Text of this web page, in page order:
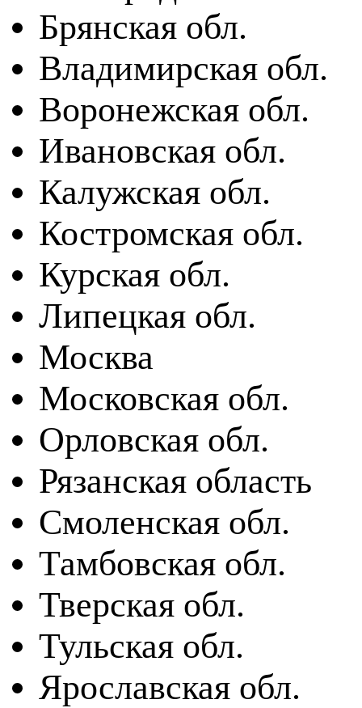
Брянская обл.
Владимирская обл.
Воронежская обл.
Ивановская обл.
Калужская обл.
Костромская обл.
Курская обл.
Липецкая обл.
Москва
Московская обл.
Орловская обл.
Рязанская область
Смоленская обл.
Тамбовская обл.
Тверская обл.
Тульская обл.
Ярославская обл.